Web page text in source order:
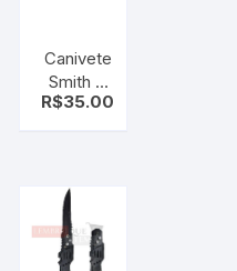
Canivete
Smith &
Wosson
VIDRO )
R$35.00